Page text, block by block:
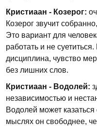
Кристиаан - Козерог:
Козерог звучит
Это вариант для
работать и не
дисциплина, чувство
без лишних слов.
Кристиаан - Водолей:
независимостью и
Водолей может
мыслях он свободнее,